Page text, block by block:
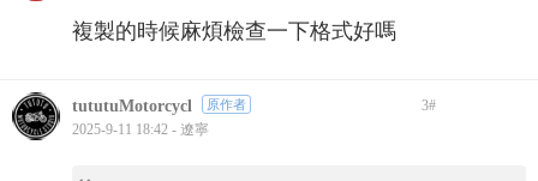
複製的時候麻煩檢查一下格式好嗎
tututuMotorcycl 原作者 3#
2025-9-11 18:42 - 遼寧